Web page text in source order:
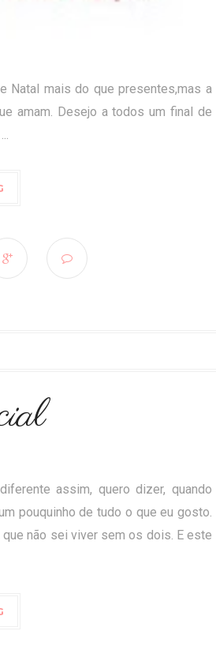
Natal mais do que presentes,mas a
amam. Desejo a todos um final de
assim, quero dizer, quando
pouquinho de tudo o que eu gosto.
não sei viver sem os dois. E este